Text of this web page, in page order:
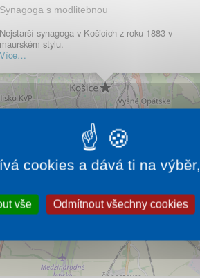
Synagoga s modlitebnou
Nejstarší synagoga v Košicích z roku 1883 v
maurském stylu.
Více…
cookies a dává ti na
vše Odmítnout všechny cookies